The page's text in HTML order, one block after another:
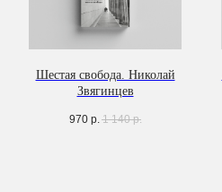
Шестая свобода. Николай
Звягинцев
970 р. 1 140 р.